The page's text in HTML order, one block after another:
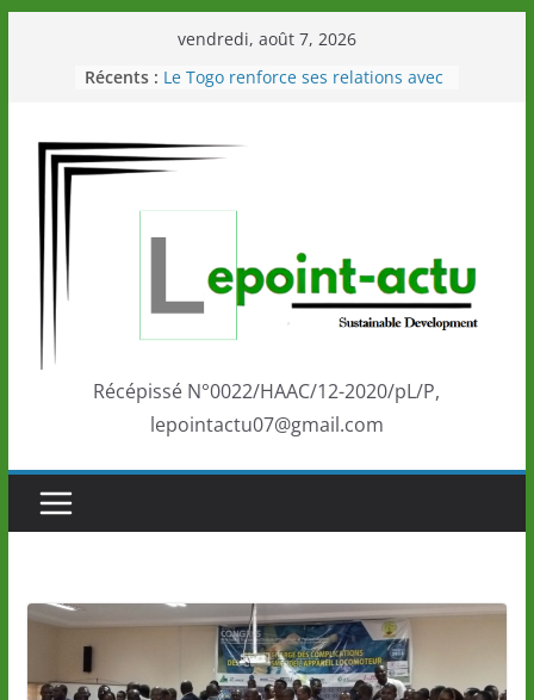
vendredi, août 7, 2026
Récents : Le Togo renforce ses relations avec
Éléphants en Côte d’Ivoire
LOTO DETENTE”, un nouveau tirage
marque de confiance au Togo sur
la scène internationale au-delà des
performances de ses athlètes
Togo: Que retenir de la politique
éducation et de l’ambition de
Récépissé N°0022/HAAC/12-2020/pL/P,
lepointactu07@gmail.com